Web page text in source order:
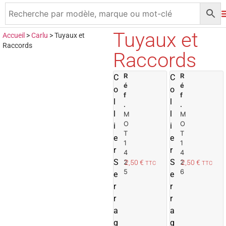
Accueil >Carlu >Tuyaux et
Raccords
Tuyaux et
Raccords
C
o
l
l
i
e
r
S
e
r
r
a
g
R
é
f
.
M
O
T
1
4
2
5
2,50 € TTC
A
o
u
e
u
p
n
e
C
o
l
l
i
e
r
S
e
r
r
a
g
R
é
f
.
M
O
T
1
4
2
6
2,50 € TTC